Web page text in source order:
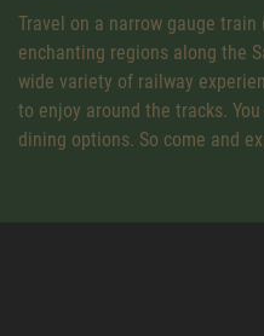
Travel on a narrow gauge
enchanting regions along the
wide variety of railway
to enjoy around the tracks.
dining options. So come and